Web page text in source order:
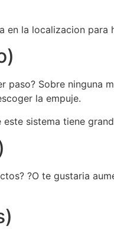
en la localizacion
paso? Sobre ninguna
la empuje.
sistema tiene
?O te gustaria